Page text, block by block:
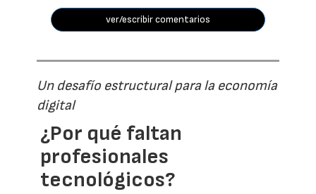
ver/escribir comentarios
Un desafío estructural para la economía
digital
¿Por qué faltan
profesionales
tecnológicos?